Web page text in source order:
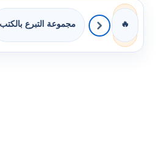
🔥 مجموعة التبرع بالكتب